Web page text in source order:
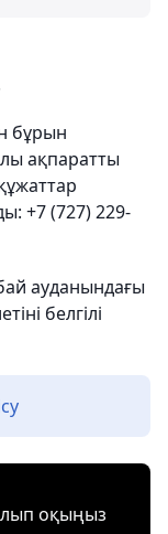
бұрын
ақпаратты
+7 (727) 229-
ауданындағы
белгілі
оқыңыз